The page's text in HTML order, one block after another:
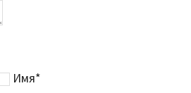
Имя*